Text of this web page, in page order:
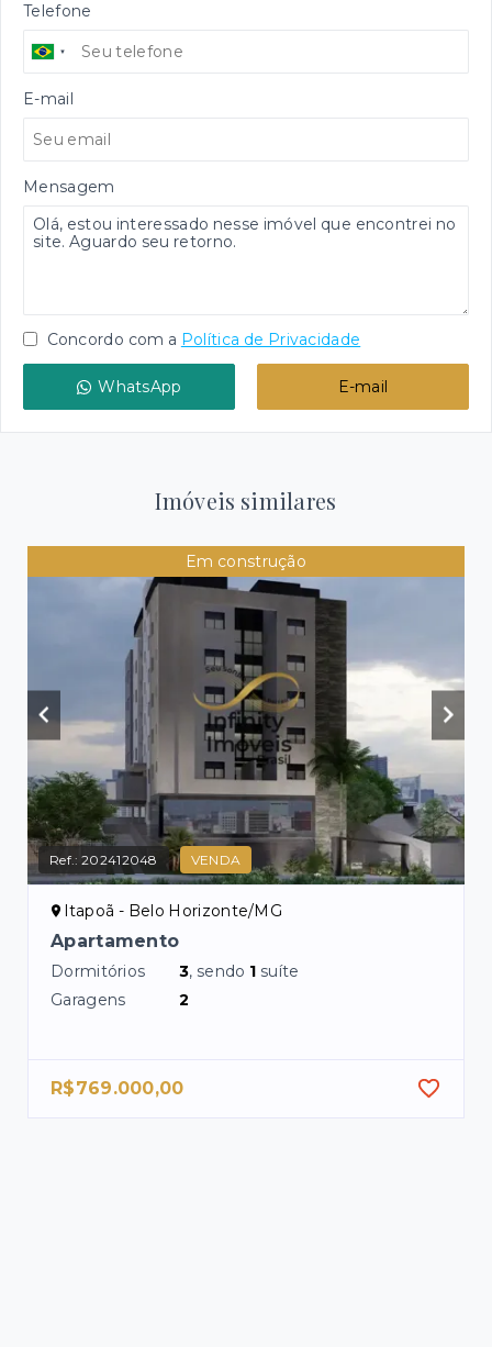
Telefone
E-mail
Mensagem
Concordo com a Política de Privacidade
WhatsApp E-mail
Imóveis similares
Em construção
Ref.:202412048 VENDA
Itapoã - Belo Horizonte/MG
Apartamento
Dormitórios 3, sendo 1 suíte
Garagens
2
R$769.000,00